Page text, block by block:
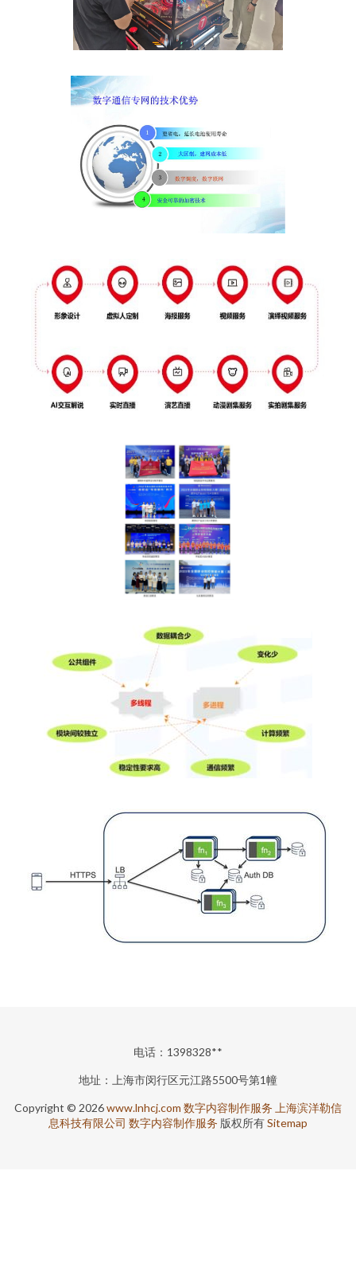
电话：1398328**
地址：上海市闵行区元江路5500号第1幢
Copyright © 2026www.lnhcj.com 数字内容制作服务 上海滨洋勒信
息科技有限公司 数字内容制作服务 版权所有Sitemap